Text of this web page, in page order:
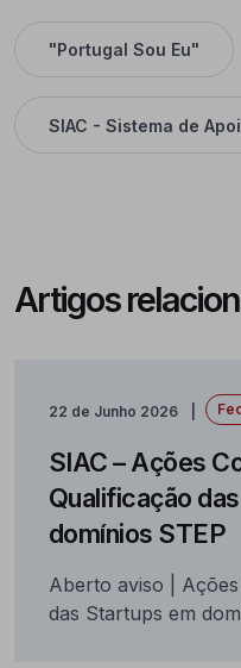
"Portugal Sou Eu"
SIAC - Sistema de
Artigos
22 de Junho 2026
SIAC – Ações
Qualificação
domínios STEP
Aberto aviso |
das Startups em